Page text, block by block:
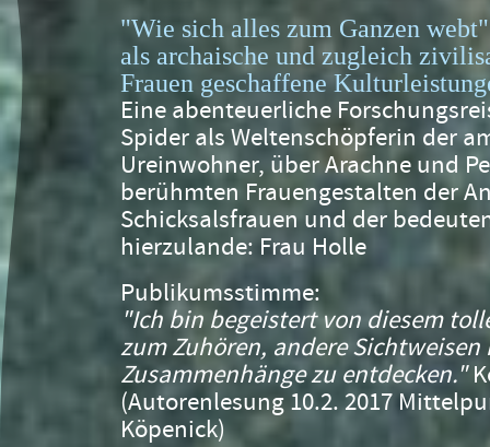
"Wie sich alles zum Ganzen
als archaische und zugleich
Frauen geschaffene
Eine abenteuerliche
Spider als Weltenschöpferin der
Ureinwohner, über Arachne und
berühmten Frauengestalten der
Schicksalsfrauen und der
hierzulande: Frau Holle
Publikumsstimme:
"Ich bin begeistert von diesem
zum Zuhören, andere
Zusammenhänge zu entdecken."
(Autorenlesung 10.2. 2017
Köpenick)